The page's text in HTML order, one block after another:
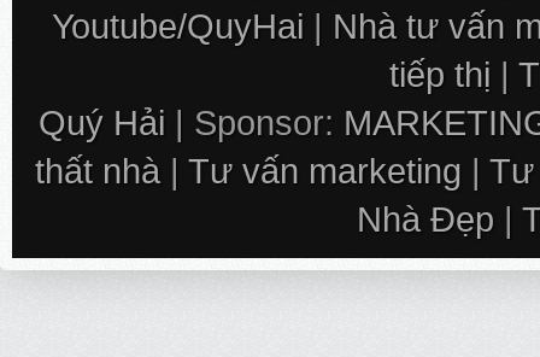
Youtube/QuyHai | Nhà tư vấn
tiếp thị |
Quý Hải | Sponsor:
thất nhà | Tư vấn marketing | Tư
Nhà Đẹp |